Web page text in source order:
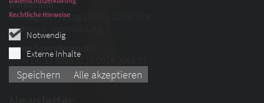
Notwendig
Externe Inhalte
Speichern Alle akzeptieren
Rechtliche Hinweise
Bürozeiten
Montag bis Freitag 10:00 – 12:00 Uhr
und nach Vereinbarung
Unser Spendenkonto
IBAN DE 37 3005 0110 0014 0043 11